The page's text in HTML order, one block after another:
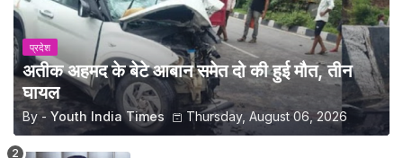
प्रदेश
अतीक अहमद के बेटे आबान समेत दो की हुई मौत, तीन
घायल
By - Youth India Times Thursday, August 06, 2026